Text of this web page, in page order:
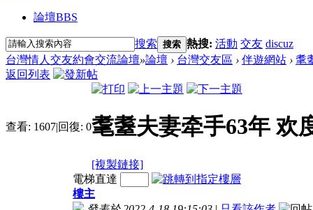
論壇BBS
搜索 搜索 熱搜: 活動 交友 discuz
台灣情人交友約會交流論壇»論壇 › 台灣交友區 › 伴遊網站 › 耄
返回列表
查看: 1607|回復: 0耄耋夫妻牵手63年 欢
[複製鏈接]
電梯直達
樓主